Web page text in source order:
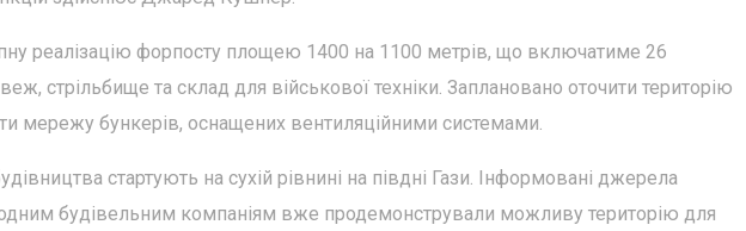
реалізацію форпосту площею 1400 на 1100 метрів, що включатиме 26
стрільбище та склад для військової техніки. Заплановано оточити територію
мережу бункерів, оснащених вентиляційними системами.
стартують на сухій рівнині на півдні Гази. Інформовані джерела
будівельним компаніям вже продемонстрували можливу територію для